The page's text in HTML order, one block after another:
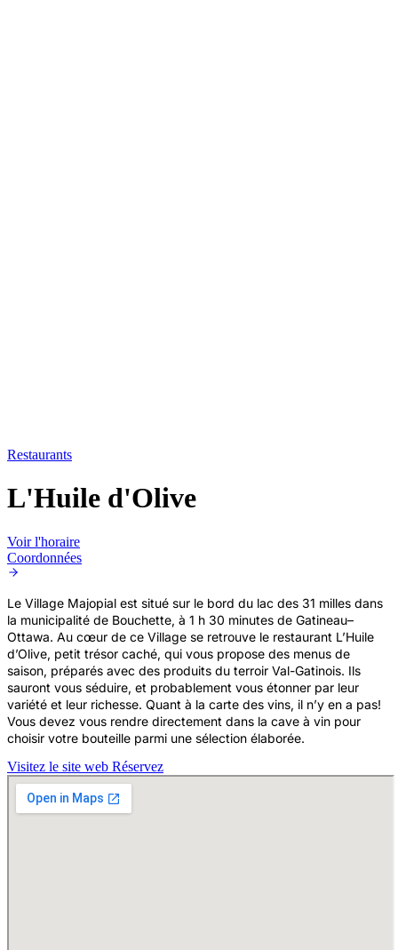
Restaurants
L'Huile d'Olive
Voir l'horaire
Coordonnées
Le Village Majopial est situé sur le bord du lac des 31 milles dans
la municipalité de Bouchette, à 1 h 30 minutes de Gatineau–
Ottawa. Au cœur de ce Village se retrouve le restaurant L’Huile
d’Olive, petit trésor caché, qui vous propose des menus de
saison, préparés avec des produits du terroir Val-Gatinois. Ils
sauront vous séduire, et probablement vous étonner par leur
variété et leur richesse. Quant à la carte des vins, il n’y en a pas!
Vous devez vous rendre directement dans la cave à vin pour
choisir votre bouteille parmi une sélection élaborée.
Visitez le site web Réservez